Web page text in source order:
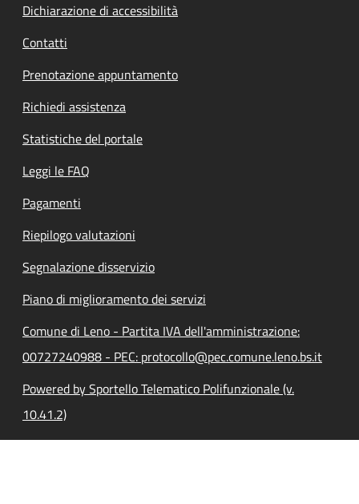
Dichiarazione di accessibilità
Contatti
Prenotazione appuntamento
Richiedi assistenza
Statistiche del portale
Leggi le FAQ
Pagamenti
Riepilogo valutazioni
Segnalazione disservizio
Piano di miglioramento dei servizi
Comune di Leno - Partita IVA dell'amministrazione:
00727240988 - PEC: protocollo@pec.comune.leno.bs.it
Powered by Sportello Telematico Polifunzionale (v.
10.41.2)